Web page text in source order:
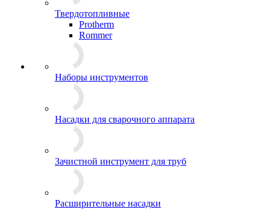
Твердотопливные
Protherm
Rommer
Наборы инструментов
Насадки для сварочного аппарата
Зачистной инструмент для труб
Расширительные насадки